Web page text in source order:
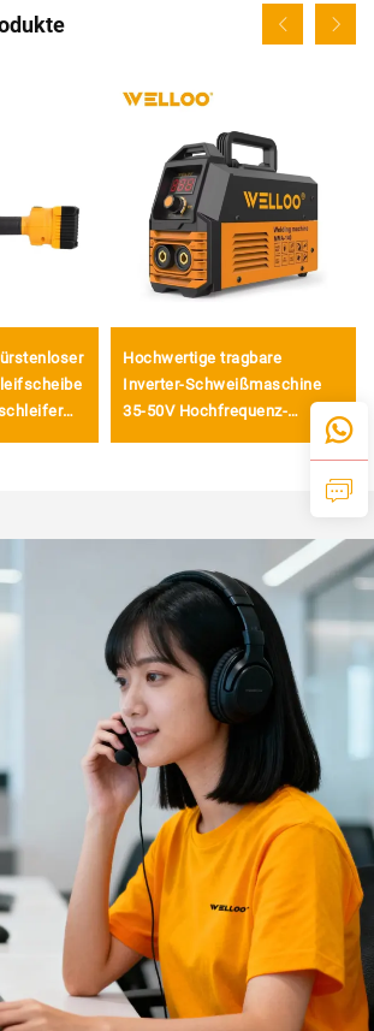
Hochwertige tragbare
Inverter-Schweißmaschine
35-50V Hochfrequenz-